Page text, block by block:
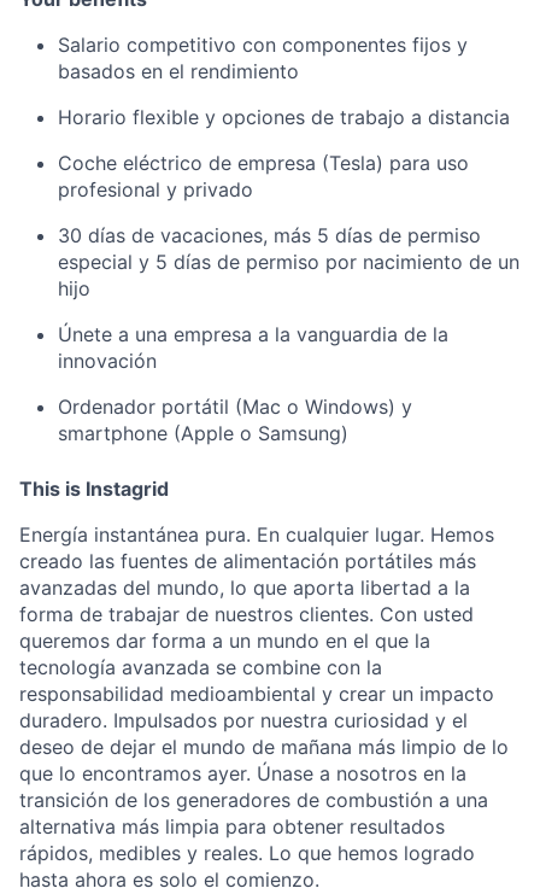
Salario competitivo con componentes fijos y
basados en el rendimiento
Horario flexible y opciones de trabajo a distancia
Coche eléctrico de empresa (Tesla) para uso
profesional y privado
30 días de vacaciones, más 5 días de permiso
especial y 5 días de permiso por nacimiento de un
hijo
Únete a una empresa a la vanguardia de la
innovación
Ordenador portátil (Mac o Windows) y
smartphone (Apple o Samsung)
This is Instagrid
Energía instantánea pura. En cualquier lugar. Hemos
creado las fuentes de alimentación portátiles más
avanzadas del mundo, lo que aporta libertad a la
forma de trabajar de nuestros clientes. Con usted
queremos dar forma a un mundo en el que la
tecnología avanzada se combine con la
responsabilidad medioambiental y crear un impacto
duradero. Impulsados por nuestra curiosidad y el
deseo de dejar el mundo de mañana más limpio de lo
que lo encontramos ayer. Únase a nosotros en la
transición de los generadores de combustión a una
alternativa más limpia para obtener resultados
rápidos, medibles y reales. Lo que hemos logrado
hasta ahora es solo el comienzo.